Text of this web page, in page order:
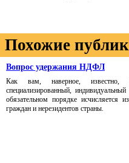
Похожие
Вопрос удержания НДФЛ
Как вам, наверное,
специализированный,
обязательном порядке исчисляется
граждан и нерезидентов страны.